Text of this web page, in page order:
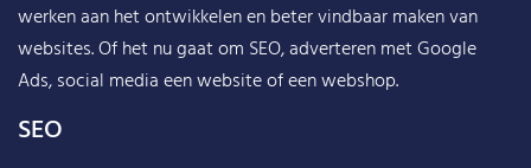
werken aan het ontwikkelen en beter vindbaar maken van
websites. Of het nu gaat om SEO, adverteren met Google
Ads, social media een website of een webshop.
SEO